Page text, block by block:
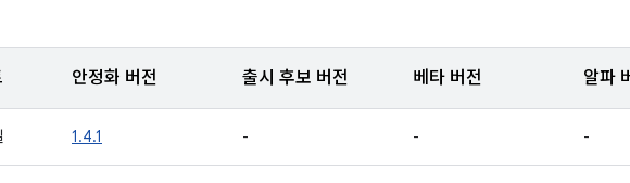
안정화 버전 출시 후보 버전 베타 버전 알파
1.4.1 - - -